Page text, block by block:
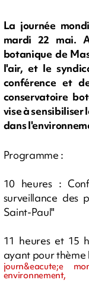
La journée
mardi 22 mai.
botanique de
l'air, et le
conférence et
conservatoire
vise à sensibiliser
dans
Programme :
10 heures :
surveillance des
Saint-Paul"
11 heures et 15
ayant pour thème
journ&eacute;e
environnement,